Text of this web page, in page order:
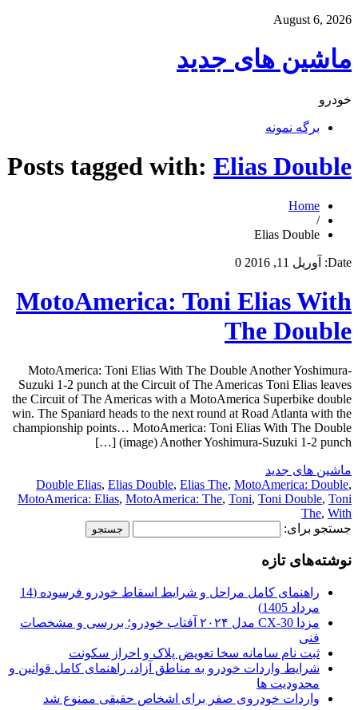
August 6, 2026
ماشین های جدید
خودرو
برگه نمونه
Posts tagged with: Elias Double
Home
/
Elias Double
Date: آوریل 11, 2016 0
MotoAmerica: Toni Elias With
The Double
MotoAmerica: Toni Elias With The Double Another Yoshimura-
Suzuki 1-2 punch at the Circuit of The Americas Toni Elias leaves
the Circuit of The Americas with a MotoAmerica Superbike double
win. The Spaniard heads to the next round at Road Atlanta with the
championship points… MotoAmerica: Toni Elias With The Double
(image) Another Yoshimura-Suzuki 1-2 punch […]
ماشین های جدید
Double Elias, Elias Double, Elias The, MotoAmerica: Double,
MotoAmerica: Elias, MotoAmerica: The, Toni, Toni Double, Toni
The, With
جستجو برای:
نوشته‌های تازه
راهنمای کامل مراحل و شرایط اسقاط خودرو فرسوده (14
مرداد 1405)
مزدا CX-30 مدل ۲۰۲۴ آفتاب خودرو؛ بررسی و مشخصات
فنی
ثبت نام سامانه سخا تعویض پلاک و احراز سکونت
شرایط واردات خودرو به مناطق آزاد، راهنمای کامل قوانین و
محدودیت ها
واردات خودروی صفر برای اشخاص حقیقی ممنوع شد